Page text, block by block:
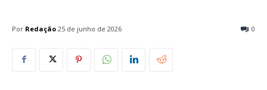
Por Redação 0
25 de junho de 2026